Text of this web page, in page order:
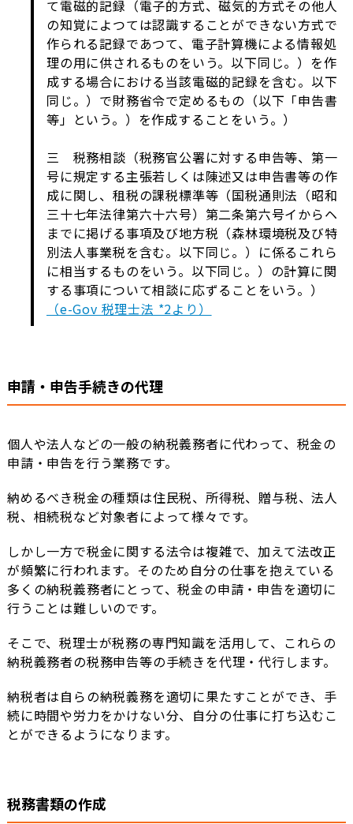
て電磁的記録（電子的方式、磁気的方式その他人
の知覚によつては認識することができない方式で
作られる記録であつて、電子計算機による情報処
理の用に供されるものをいう。以下同じ。）を作
成する場合における当該電磁的記録を含む。以下
同じ。）で財務省令で定めるもの（以下「申告書
等」という。）を作成することをいう。）
三 税務相談（税務官公署に対する申告等、第一
号に規定する主張若しくは陳述又は申告書等の作
成に関し、租税の課税標準等（国税通則法（昭和
三十七年法律第六十六号）第二条第六号イからヘ
までに掲げる事項及び地方税（森林環境税及び特
別法人事業税を含む。以下同じ。）に係るこれら
に相当するものをいう。以下同じ。）の計算に関
する事項について相談に応ずることをいう。）
（e-Gov 税理士法 *2より）
申請・申告手続きの代理
個人や法人などの一般の納税義務者に代わって、税金の
申請・申告を行う業務です。
納めるべき税金の種類は住民税、所得税、贈与税、法人
税、相続税など対象者によって様々です。
しかし一方で税金に関する法令は複雑で、加えて法改正
が頻繁に行われます。そのため自分の仕事を抱えている
多くの納税義務者にとって、税金の申請・申告を適切に
行うことは難しいのです。
そこで、税理士が税務の専門知識を活用して、これらの
納税義務者の税務申告等の手続きを代理・代行します。
納税者は自らの納税義務を適切に果たすことができ、手
続に時間や労力をかけない分、自分の仕事に打ち込むこ
とができるようになります。
税務書類の作成